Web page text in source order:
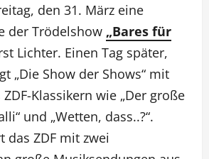
den 31. März eine
der Trödelshow „Bares für
Lichter. Einen Tag später,
„Die Show der Shows“ mit
Klassikern wie „Der große
und „Wetten, dass..?“.
das ZDF mit zwei